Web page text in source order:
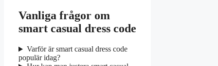
Vanliga frågor om
smart casual dress code
Varför är smart casual dress code
populär idag?